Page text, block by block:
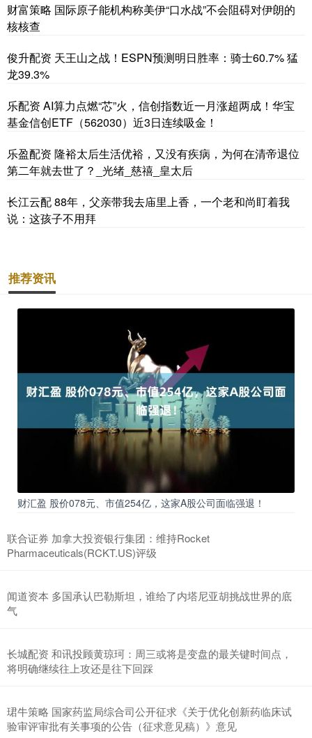
财富策略 国际原子能机构称美伊“口水战”不会阻碍对伊朗的
核核查
俊升配资 天王山之战！ESPN预测明日胜率：骑士60.7% 猛
龙39.3%
乐配资 AI算力点燃“芯”火，信创指数近一月涨超两成！华宝
基金信创ETF（562030）近3日连续吸金！
乐盈配资 隆裕太后生活优裕，又没有疾病，为何在清帝退位
第二年就去世了？_光绪_慈禧_皇太后
长江云配 88年，父亲带我去庙里上香，一个老和尚盯着我
说：这孩子不用拜
推荐资讯
财汇盈 股价078元、市值254亿，这家A股公司面临强退！
联合证券 加拿大投资银行集团：维持Rocket
Pharmaceuticals(RCKT.US)评级
闻道资本 多国承认巴勒斯坦，谁给了内塔尼亚胡挑战世界的底
气
长城配资 和讯投顾黄琼珂：周三或将是变盘的最关键时间点，
将明确继续往上攻还是往下回踩
珺牛策略 国家药监局综合司公开征求《关于优化创新药临床试
验审评审批有关事项的公告（征求意见稿）》意见